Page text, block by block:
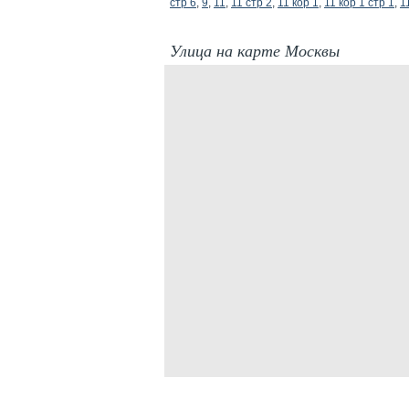
стр 6, 9, 11, 11 стр 2, 11 кор 1, 11 кор 1 стр 1,
Улица на карте Москвы